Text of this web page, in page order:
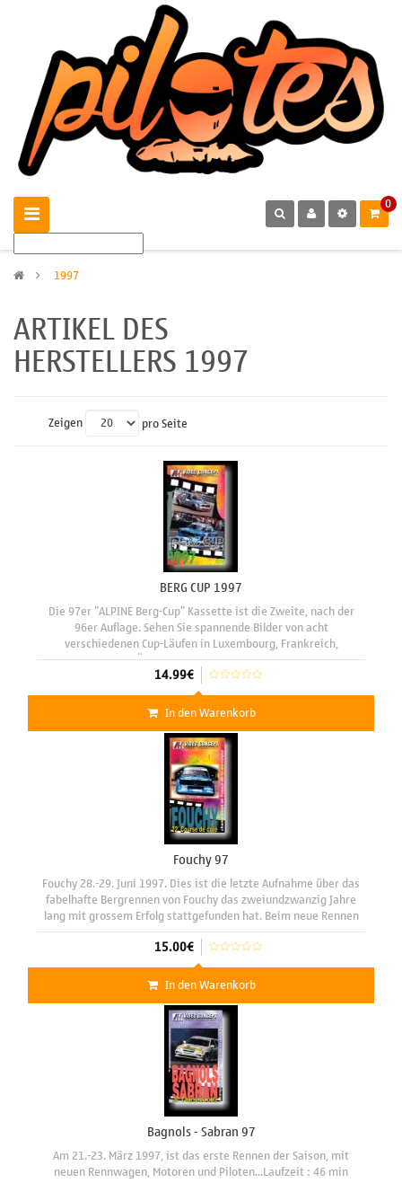
0
> 1997
ARTIKEL DES
HERSTELLERS 1997
Zeigen pro Seite
BERG CUP 1997
Die 97er "ALPINE Berg-Cup" Kassette ist die Zweite, nach der
96er Auflage. Sehen Sie spannende Bilder von acht
verschiedenen Cup-Läufen in Luxembourg, Frankreich,
Deutschland und Österreich . Der "ALPINE Car Audio Systems
Gruppe H Berg Cup" ist
14.99€
In den Warenkorb
Fouchy 97
Fouchy 28.-29. Juni 1997. Dies ist die letzte Aufnahme über das
fabelhafte Bergrennen von Fouchy das zweiundzwanzig Jahre
lang mit grossem Erfolg stattgefunden hat. Beim neue Rennen
La Broque-Schirmeck wird die Tradition fortgesetzt. Neben
15.00€
In den Warenkorb
Bagnols - Sabran 97
Am 21.-23. März 1997, ist das erste Rennen der Saison, mit
neuen Rennwagen, Motoren und Piloten...Laufzeit : 46 min